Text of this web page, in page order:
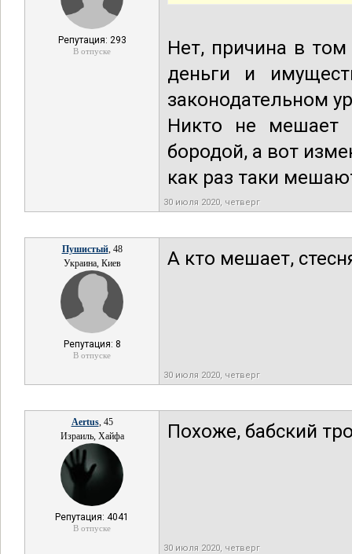
Репутация: 293
В отпуске
Нет, причина в
деньги и
законодательном
Никто не мешает
бородой, а вот
как раз таки
30 июля 2020, четверг
Пушистый, 48
Украина, Киев
Репутация: 8
В отпуске
А кто мешает,
30 июля 2020, четверг
Aertus, 45
Израиль, Хайфа
Репутация: 4041
В отпуске
Похоже, бабский
30 июля 2020, четверг